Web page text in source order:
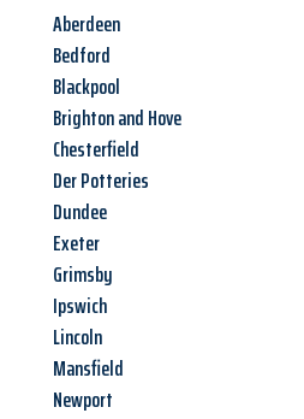
Aberdeen
Bedford
Blackpool
Brighton and Hove
Chesterfield
Der Potteries
Dundee
Exeter
Grimsby
Ipswich
Lincoln
Mansfield
Newport